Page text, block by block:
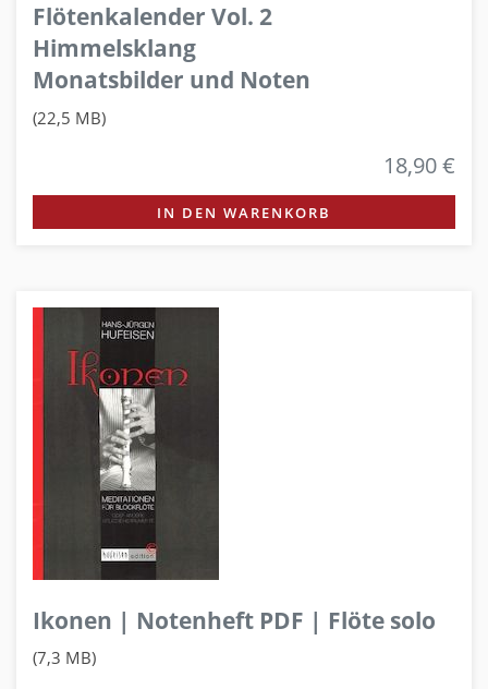
Flötenkalender Vol. 2
Himmelsklang
Monatsbilder und Noten
(22,5 MB)
18,90 €
IN DEN WARENKORB
Ikonen | Notenheft PDF | Flöte solo
(7,3 MB)